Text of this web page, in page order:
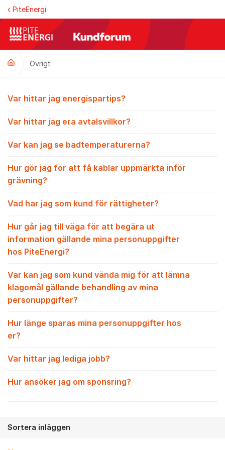
Hoppa till innehåll
PiteEnergi
Övrigt
Övrigt
Var hittar jag energispartips?
Var hittar jag era avtalsvillkor?
Var kan jag se badtemperaturerna?
Hur gör jag för att få kablar uppmärkta inför
grävning?
Vad har jag som kund för rättigheter?
Hur går jag till väga för att begära ut
information gällande mina personuppgifter
hos PiteEnergi?
Var kan jag som kund vända mig för att lämna
klagomål gällande behandling av mina
personuppgifter?
Hur länge sparas mina personuppgifter hos
er?
Var hittar jag lediga jobb?
Hur ansöker jag om sponsring?
Sortera inläggen